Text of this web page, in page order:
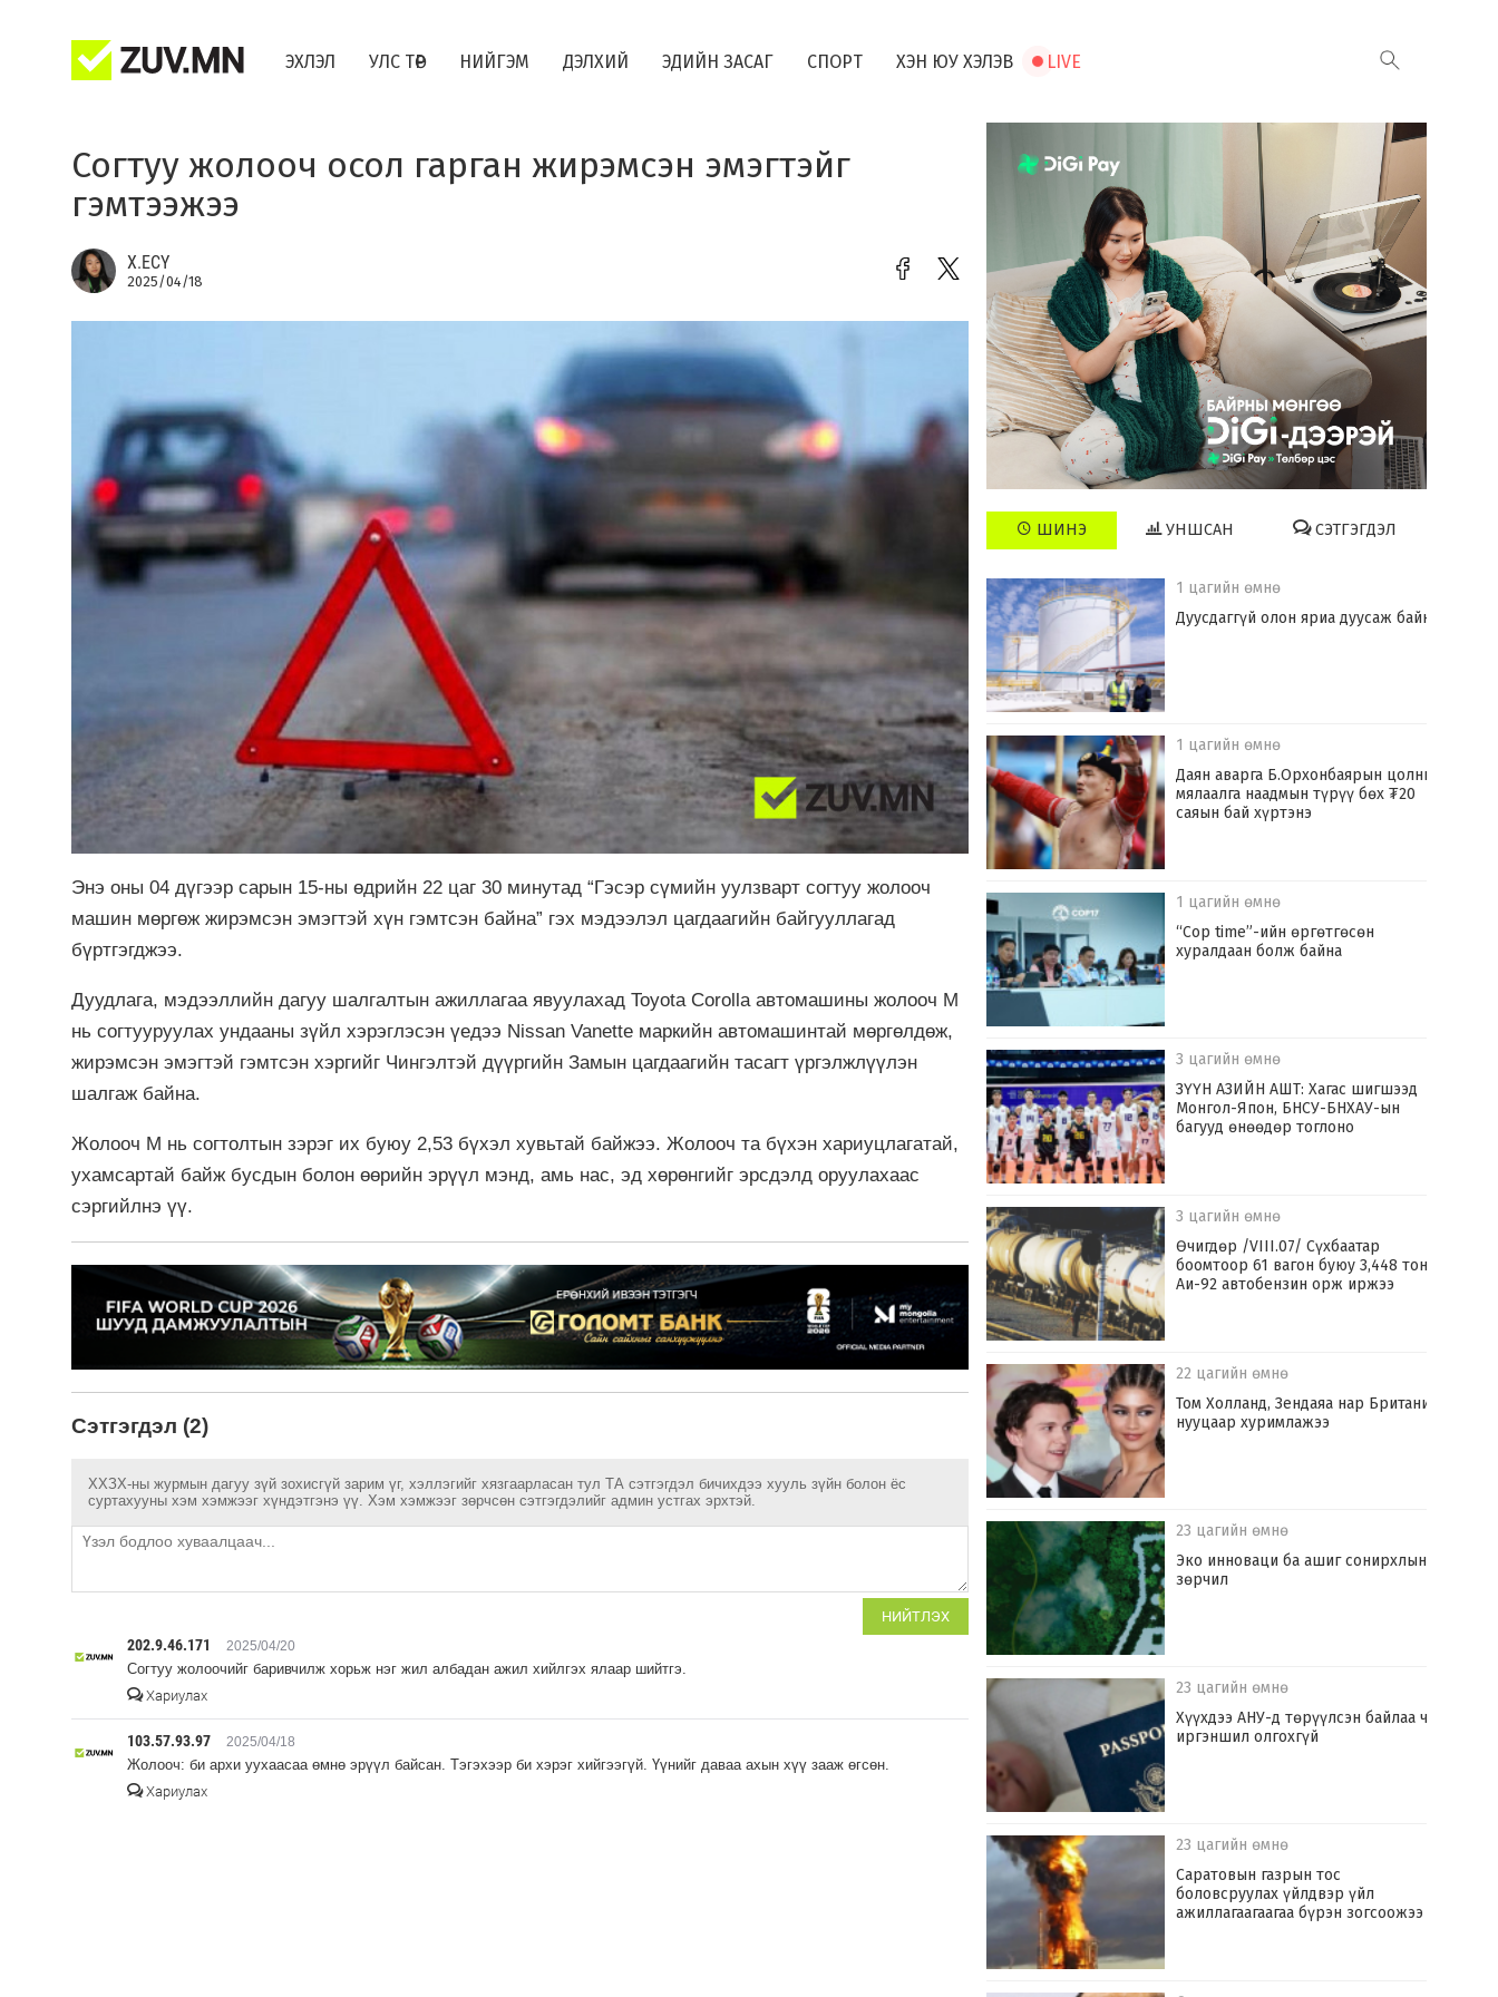
ЭХЛЭЛ УЛС ТӨР НИЙГЭМ ДЭЛХИЙ ЭДИЙН ЗАСАГ СПОРТ ХЭН ЮУ ХЭЛЭВ LIVE
Согтуу жолооч осол гарган жирэмсэн эмэгтэйг
гэмтээжээ
Х.ЕСҮ
2025/04/18
Энэ оны 04 дүгээр сарын 15-ны өдрийн 22 цаг 30 минутад “Гэсэр сүмийн уулзварт согтуу жолооч
машин мөргөж жирэмсэн эмэгтэй хүн гэмтсэн байна” гэх мэдээлэл цагдаагийн байгууллагад
бүртгэгджээ.
Дуудлага, мэдээллийн дагуу шалгалтын ажиллагаа явуулахад Toyota Corolla автомашины жолооч М
нь согтууруулах ундааны зүйл хэрэглэсэн үедээ Nissan Vanette маркийн автомашинтай мөргөлдөж,
жирэмсэн эмэгтэй гэмтсэн хэргийг Чингэлтэй дүүргийн Замын цагдаагийн тасагт үргэлжлүүлэн
шалгаж байна.
Жолооч М нь согтолтын зэрэг их буюу 2,53 бүхэл хувьтай байжээ. Жолооч та бүхэн хариуцлагатай,
ухамсартай байж бусдын болон өөрийн эрүүл мэнд, амь нас, эд хөрөнгийг эрсдэлд оруулахаас
сэргийлнэ үү.
Сэтгэгдэл (2)
ХХЗХ-ны журмын дагуу зүй зохисгүй зарим үг, хэллэгийг хязгаарласан тул ТА сэтгэгдэл бичихдээ хууль зүйн болон ёс
суртахууны хэм хэмжээг хүндэтгэнэ үү. Хэм хэмжээг зөрчсөн сэтгэгдэлийг админ устгах эрхтэй.
НИЙТЛЭХ
202.9.46.171 2025/04/20
Согтуу жолоочийг баривчилж хорьж нэг жил албадан ажил хийлгэх ялаар шийтгэ.
Хариулах
103.57.93.97 2025/04/18
Жолооч: би архи уухаасаа өмнө эрүүл байсан. Тэгэхээр би хэрэг хийгээгүй. Үүнийг даваа ахын хүү зааж өгсөн.
Хариулах
ШИНЭ УНШСАН СЭТГЭГДЭЛ
1 цагийн өмнө
Дуусдаггүй олон яриа дуусаж байна
1 цагийн өмнө
Даян аварга Б.Орхонбаярын цолны
мялаалга наадмын түрүү бөх ₮20
саяын бай хүртэнэ
1 цагийн өмнө
“Cop time”-ийн өргөтгөсөн
хуралдаан болж байна
3 цагийн өмнө
ЗҮҮН АЗИЙН АШТ: Хагас шигшээд
Монгол-Япон, БНСУ-БНХАУ-ын
багууд өнөөдөр тоглоно
3 цагийн өмнө
Өчигдөр /VIII.07/ Сүхбаатар
боомтоор 61 вагон буюу 3,448 тонн
Аи-92 автобензин орж иржээ
22 цагийн өмнө
Том Холланд, Зендаяа нар Британид
нууцаар хуримлажээ
23 цагийн өмнө
Эко инноваци ба ашиг сонирхлын
зөрчил
23 цагийн өмнө
Хүүхдээ АНУ-д төрүүлсэн байлаа ч
иргэншил олгохгүй
23 цагийн өмнө
Саратовын газрын тос
боловсруулах үйлдвэр үйл
ажиллагаагаагаа бүрэн зогсоожээ